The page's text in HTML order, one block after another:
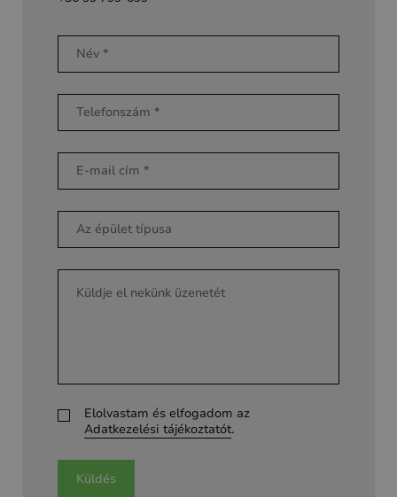
Elolvastam és elfogadom az
Adatkezelési tájékoztatót.
Küldés